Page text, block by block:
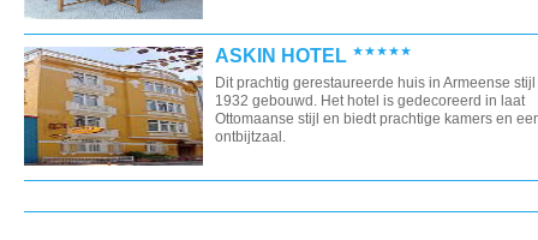
ASKIN HOTEL
Dit prachtig gerestaureerde huis in Armeense
1932 gebouwd. Het hotel is gedecoreerd in laat
Ottomaanse stijl en biedt prachtige kamers en
ontbijtzaal.